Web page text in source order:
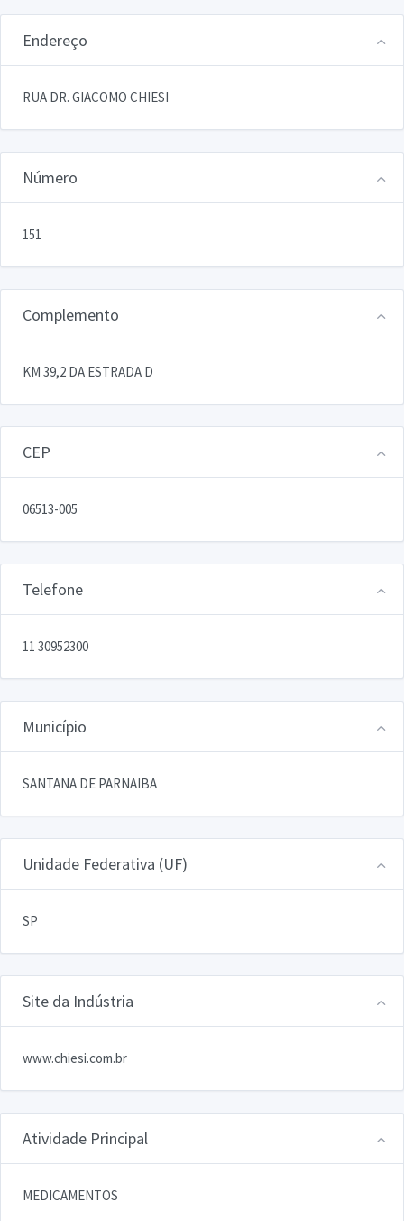
Endereço
RUA DR. GIACOMO CHIESI
Número
151
Complemento
KM 39,2 DA ESTRADA D
CEP
06513-005
Telefone
11 30952300
Município
SANTANA DE PARNAIBA
Unidade Federativa (UF)
SP
Site da Indústria
www.chiesi.com.br
Atividade Principal
MEDICAMENTOS